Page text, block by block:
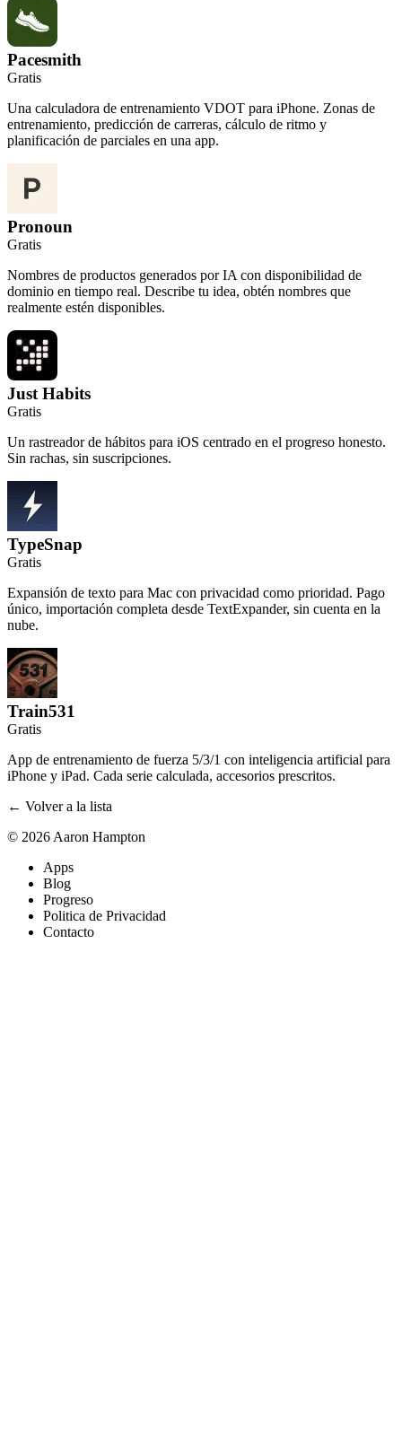
Pacesmith
Gratis
Una calculadora de entrenamiento VDOT para iPhone. Zonas de
entrenamiento, predicción de carreras, cálculo de ritmo y
planificación de parciales en una app.
Pronoun
Gratis
Nombres de productos generados por IA con disponibilidad de
dominio en tiempo real. Describe tu idea, obtén nombres que
realmente estén disponibles.
Just Habits
Gratis
Un rastreador de hábitos para iOS centrado en el progreso honesto.
Sin rachas, sin suscripciones.
TypeSnap
Gratis
Expansión de texto para Mac con privacidad como prioridad. Pago
único, importación completa desde TextExpander, sin cuenta en la
nube.
Train531
Gratis
App de entrenamiento de fuerza 5/3/1 con inteligencia artificial para
iPhone y iPad. Cada serie calculada, accesorios prescritos.
← Volver a la lista
© 2026 Aaron Hampton
Apps
Blog
Progreso
Politica de Privacidad
Contacto